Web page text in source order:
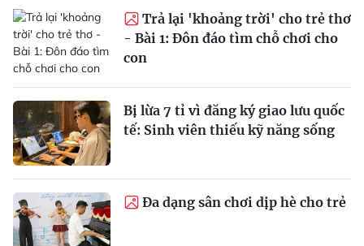
Trả lại 'khoảng trời' cho trẻ thơ
- Bài 1: Đôn đáo tìm chỗ chơi cho
con
Bị lừa 7 tỉ vì đăng ký giao lưu quốc
tế: Sinh viên thiếu kỹ năng sống
Đa dạng sân chơi dịp hè cho trẻ